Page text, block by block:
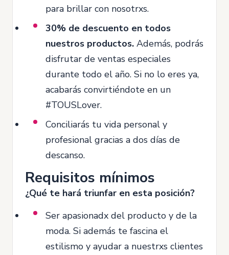
para brillar con nosotrxs.
30% de descuento en todos
nuestros productos. Además, podrás
disfrutar de ventas especiales
durante todo el año. Si no lo eres ya,
acabarás convirtiéndote en un
#TOUSLover.
Conciliarás tu vida personal y
profesional gracias a dos días de
descanso.
Requisitos mínimos
¿Qué te hará triunfar en esta posición?
Ser apasionadx del producto y de la
moda. Si además te fascina el
estilismo y ayudar a nuestrxs clientes